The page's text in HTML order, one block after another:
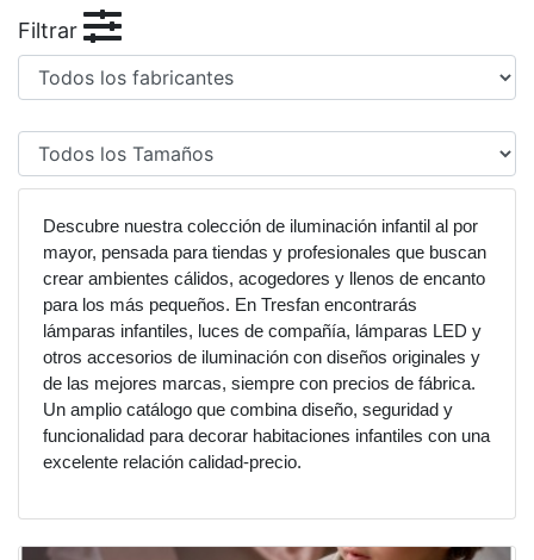
Filtrar
Descubre nuestra colección de iluminación infantil al por
mayor, pensada para tiendas y profesionales que buscan
crear ambientes cálidos, acogedores y llenos de encanto
para los más pequeños. En Tresfan encontrarás
lámparas infantiles, luces de compañía, lámparas LED y
otros accesorios de iluminación con diseños originales y
de las mejores marcas, siempre con precios de fábrica.
Un amplio catálogo que combina diseño, seguridad y
funcionalidad para decorar habitaciones infantiles con una
excelente relación calidad-precio.